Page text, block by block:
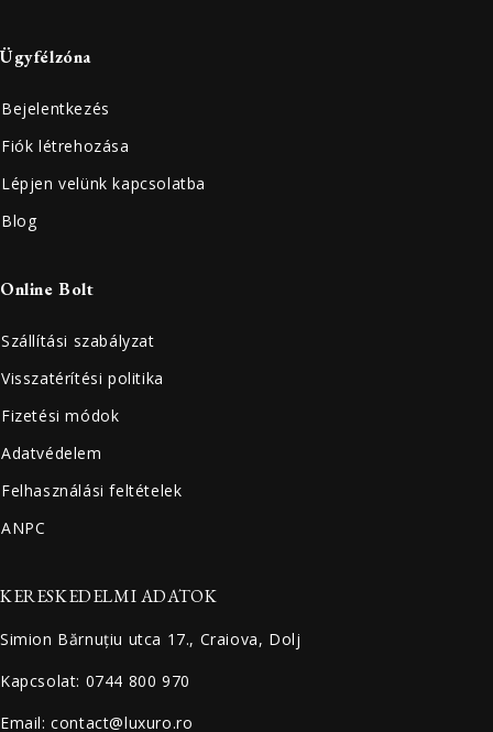
Ügyfélzóna
Bejelentkezés
Fiók létrehozása
Lépjen velünk kapcsolatba
Blog
Online Bolt
Szállítási szabályzat
Visszatérítési politika
Fizetési módok
Adatvédelem
Felhasználási feltételek
ANPC
KERESKEDELMI ADATOK
Simion Bărnuțiu utca 17., Craiova, Dolj
Kapcsolat: 0744 800 970
Email: contact@luxuro.ro